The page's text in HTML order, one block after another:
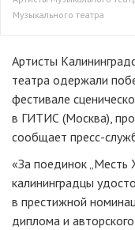
Музыкального театра
Артисты
театра одержали
фестивале
в ГИТИС (Москва),
сообщает пресс-
«За поединок „Месть
калининградцы
в престижной
диплома и